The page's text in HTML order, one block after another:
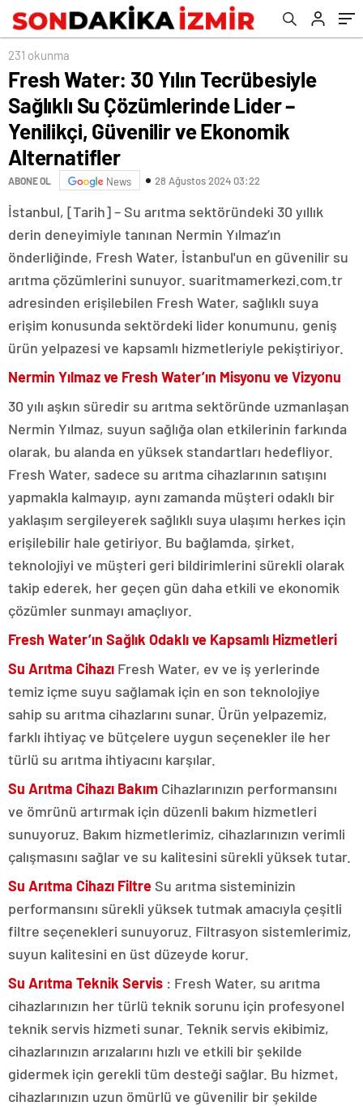
ve Ekonomik Alternatifler
231 okunma
Fresh Water: 30 Yılın Tecrübesiyle
Sağlıklı Su Çözümlerinde Lider –
Yenilikçi, Güvenilir ve Ekonomik
Alternatifler
ABONE OL News 28 Ağustos 2024 03:22
İstanbul, [Tarih] – Su arıtma sektöründeki 30 yıllık
derin deneyimiyle tanınan Nermin Yılmaz’ın
önderliğinde, Fresh Water, İstanbul'un en güvenilir su
arıtma çözümlerini sunuyor. suaritmamerkezi.com.tr
adresinden erişilebilen Fresh Water, sağlıklı suya
erişim konusunda sektördeki lider konumunu, geniş
ürün yelpazesi ve kapsamlı hizmetleriyle pekiştiriyor.
Nermin Yılmaz ve Fresh Water’ın Misyonu ve Vizyonu
30 yılı aşkın süredir su arıtma sektöründe uzmanlaşan
Nermin Yılmaz, suyun sağlığa olan etkilerinin farkında
olarak, bu alanda en yüksek standartları hedefliyor.
Fresh Water, sadece su arıtma cihazlarının satışını
yapmakla kalmayıp, aynı zamanda müşteri odaklı bir
yaklaşım sergileyerek sağlıklı suya ulaşımı herkes için
erişilebilir hale getiriyor. Bu bağlamda, şirket,
teknolojiyi ve müşteri geri bildirimlerini sürekli olarak
takip ederek, her geçen gün daha etkili ve ekonomik
çözümler sunmayı amaçlıyor.
Fresh Water’ın Sağlık Odaklı ve Kapsamlı Hizmetleri
Su Arıtma Cihazı Fresh Water, ev ve iş yerlerinde
temiz içme suyu sağlamak için en son teknolojiye
sahip su arıtma cihazlarını sunar. Ürün yelpazemiz,
farklı ihtiyaç ve bütçelere uygun seçenekler ile her
türlü su arıtma ihtiyacını karşılar.
Su Arıtma Cihazı Bakım Cihazlarınızın performansını
ve ömrünü artırmak için düzenli bakım hizmetleri
sunuyoruz. Bakım hizmetlerimiz, cihazlarınızın verimli
çalışmasını sağlar ve su kalitesini sürekli yüksek tutar.
Su Arıtma Cihazı Filtre Su arıtma sisteminizin
performansını sürekli yüksek tutmak amacıyla çeşitli
filtre seçenekleri sunuyoruz. Filtrasyon sistemlerimiz,
suyun kalitesini en üst düzeyde korur.
Su Arıtma Teknik Servis : Fresh Water, su arıtma
cihazlarınızın her türlü teknik sorunu için profesyonel
teknik servis hizmeti sunar. Teknik servis ekibimiz,
cihazlarınızın arızalarını hızlı ve etkili bir şekilde
gidermek için gerekli tüm desteği sağlar. Bu hizmet,
cihazlarınızın uzun ömürlü ve güvenilir bir şekilde